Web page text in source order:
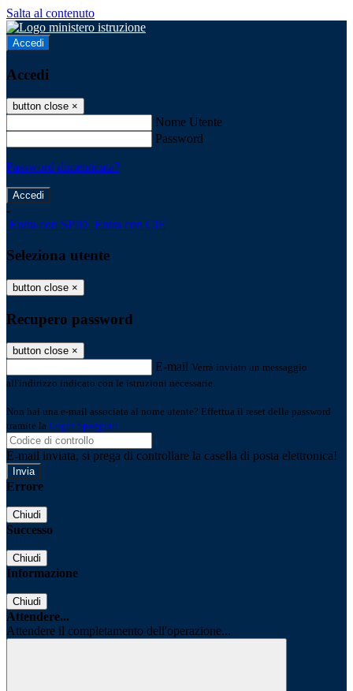
Salta al contenuto
Accedi
Accedi
button close ×
Nome Utente
Password
Password dimenticata?
-
Entra con SPID Entra con CIE
Seleziona utente
button close ×
Recupero password
button close ×
E-mail Verrà inviato un messaggio
all'indirizzo indicato con le istruzioni necessarie.
Non hai una e-mail associata al nome utente? Effettua il reset della password
tramite la Login Spaggiari
E-mail inviata, si prega di controllare la casella di posta elettronica!
Errore
Chiudi
Successo
Chiudi
Informazione
Chiudi
Attendere...
Attendere il completamento dell'operazione...